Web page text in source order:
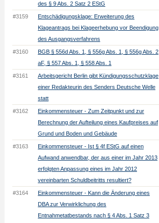
des § 9 Abs. 2 Satz 2 EStG
#3159
Entschädigungsklage: Erweiterung des
Klageantrags bei Klageerhebung vor Beendigung
des Ausgangsverfahrens
#3160
BGB § 556d Abs. 1, § 556g Abs. 1, § 556g Abs. 2
aF, § 557 Abs. 1, § 558 Abs. 1
#3161
Arbeitsgericht Berlin gibt Kündigungsschutzklage
einer Redakteurin des Senders Deutsche Welle
statt
#3162
Einkommensteuer - Zum Zeitpunkt und zur
Berechnung der Aufteilung eines Kaufpreises auf
Grund und Boden und Gebäude
#3163
Einkommensteuer - Ist § 4f EStG auf einen
Aufwand anwendbar, der aus einer im Jahr 2013
erfolgten Anpassung eines im Jahr 2012
vereinbarten Schuldbeitritts resultiert?
#3164
Einkommensteuer - Kann die Änderung eines
DBA zur Verwirklichung des
Entnahmetatbestands nach § 4 Abs. 1 Satz 3